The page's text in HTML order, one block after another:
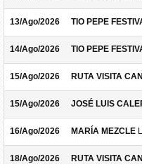
13/Ago/2026 TIO PEPE
14/Ago/2026 TIO PEPE
15/Ago/2026 RUTA VISITA
15/Ago/2026 JOSÉ LUIS
16/Ago/2026 MARÍA MEZCLE
18/Ago/2026 RUTA VISITA